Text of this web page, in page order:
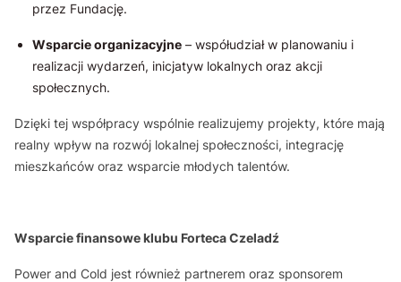
przez Fundację.
Wsparcie organizacyjne – współudział w planowaniu i
realizacji wydarzeń, inicjatyw lokalnych oraz akcji
społecznych.
Dzięki tej współpracy wspólnie realizujemy projekty, które mają
realny wpływ na rozwój lokalnej społeczności, integrację
mieszkańców oraz wsparcie młodych talentów.
Wsparcie finansowe klubu Forteca Czeladź
Power and Cold jest również partnerem oraz sponsorem